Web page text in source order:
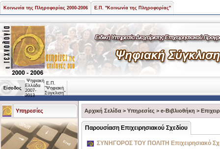
Κοινωνία της Πληροφορίας 2000-2006 Ε.Π. "Κοινωνία της Πληροφορίας"
Είσοδος
Ψηφιακή
Ελλάδα
2007-
2013
Ε.Π.
"Ψηφιακή
Σύγκλιση"
Υπηρεσίες Αρχική Σελίδα > Υπηρεσίες > e-Βιβλιοθήκη >
Παρουσίαση Επιχειρησιακού Σχεδίου
ΣΥΝΗΓΟΡΟΣ ΤΟΥ ΠΟΛΙΤΗ Επιχειρησιακό